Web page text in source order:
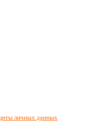
личных данных